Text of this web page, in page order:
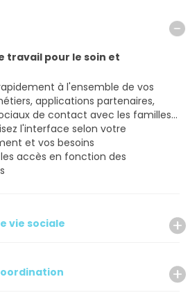
travail pour le soin et
à l'ensemble de vos
applications partenaires,
de contact avec les familles...
l'interface selon votre
et vos besoins
accès en fonction des
vie sociale